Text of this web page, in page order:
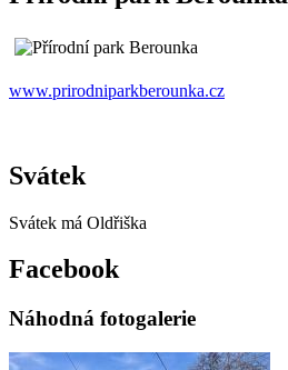
www.prirodniparkberounka.cz
Svátek
Svátek má Oldřiška
Facebook
Náhodná fotogalerie